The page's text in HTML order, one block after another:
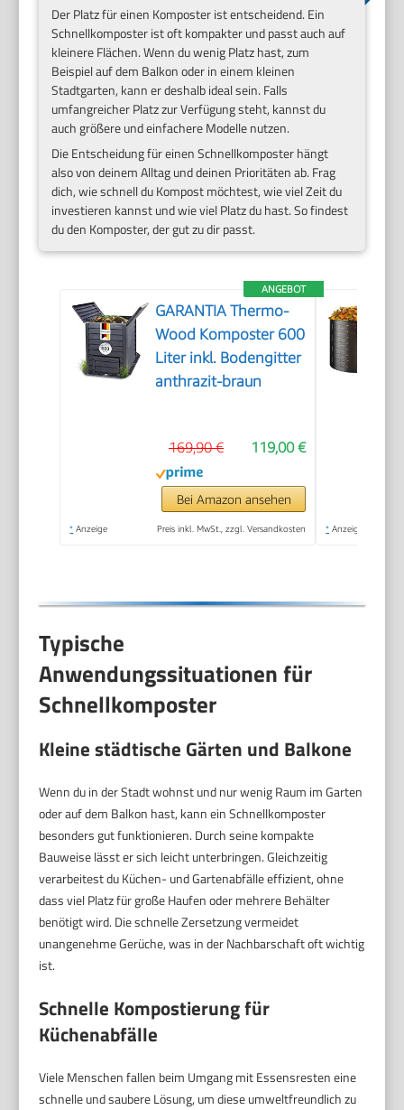
Der Platz für einen Komposter ist entscheidend. Ein
Schnellkomposter ist oft kompakter und passt auch auf
kleinere Flächen. Wenn du wenig Platz hast, zum
Beispiel auf dem Balkon oder in einem kleinen
Stadtgarten, kann er deshalb ideal sein. Falls
umfangreicher Platz zur Verfügung steht, kannst du
auch größere und einfachere Modelle nutzen.
Die Entscheidung für einen Schnellkomposter hängt
also von deinem Alltag und deinen Prioritäten ab. Frag
dich, wie schnell du Kompost möchtest, wie viel Zeit du
investieren kannst und wie viel Platz du hast. So findest
du den Komposter, der gut zu dir passt.
ANGEBOT
GARANTIA Thermo-
Wood Komposter 600
Liter inkl. Bodengitter
anthrazit-braun
119,00 €
169,90 €
Bei Amazon ansehen
* Anzeige Preis inkl. MwSt., zzgl. Versandkosten * Anzeige
Typische
Anwendungssituationen für
Schnellkomposter
Kleine städtische Gärten und Balkone
Wenn du in der Stadt wohnst und nur wenig Raum im Garten
oder auf dem Balkon hast, kann ein Schnellkomposter
besonders gut funktionieren. Durch seine kompakte
Bauweise lässt er sich leicht unterbringen. Gleichzeitig
verarbeitest du Küchen- und Gartenabfälle effizient, ohne
dass viel Platz für große Haufen oder mehrere Behälter
benötigt wird. Die schnelle Zersetzung vermeidet
unangenehme Gerüche, was in der Nachbarschaft oft wichtig
ist.
Schnelle Kompostierung für
Küchenabfälle
Viele Menschen fallen beim Umgang mit Essensresten eine
schnelle und saubere Lösung, um diese umweltfreundlich zu